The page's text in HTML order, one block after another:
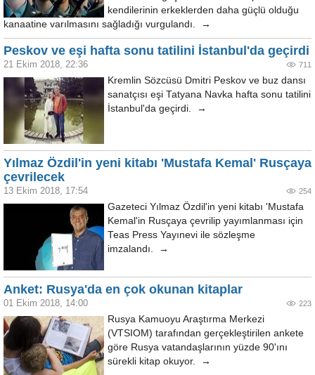
kendilerinin erkeklerden daha güçlü olduğu
kanaatine varılmasını sağladığı vurgulandı. →
Peskov ve eşi hafta sonu tatilini İstanbul'da geçirdi
21 Ekim 2018, 22:36 711
Kremlin Sözcüsü Dmitri Peskov ve buz dansı
sanatçısı eşi Tatyana Navka hafta sonu tatilini
İstanbul'da geçirdi. →
Yılmaz Özdil'in yeni kitabı 'Mustafa Kemal' Rusçaya
çevrilecek
13 Ekim 2018, 17:54 254
Gazeteci Yılmaz Özdil'in yeni kitabı 'Mustafa
Kemal'in Rusçaya çevrilip yayımlanması için
Teas Press Yayınevi ile sözleşme
imzalandı. →
Anket: Rusya'da en çok okunan kitaplar
01 Ekim 2018, 14:00 223
Rusya Kamuoyu Araştırma Merkezi
(VTSIOM) tarafından gerçekleştirilen ankete
göre Rusya vatandaşlarının yüzde 90'ını
sürekli kitap okuyor. →